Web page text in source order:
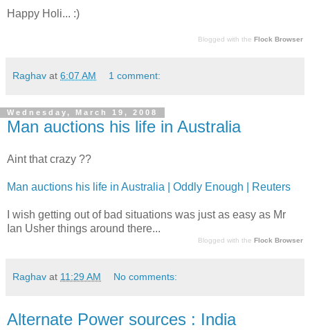
Happy Holi... :)
Blogged with the Flock Browser
Raghav at 6:07 AM 1 comment:
Wednesday, March 19, 2008
Man auctions his life in Australia
Aint that crazy ??
Man auctions his life in Australia | Oddly Enough | Reuters
I wish getting out of bad situations was just as easy as Mr
Ian Usher things around there...
Blogged with the Flock Browser
Raghav at 11:29 AM No comments:
Alternate Power sources : India